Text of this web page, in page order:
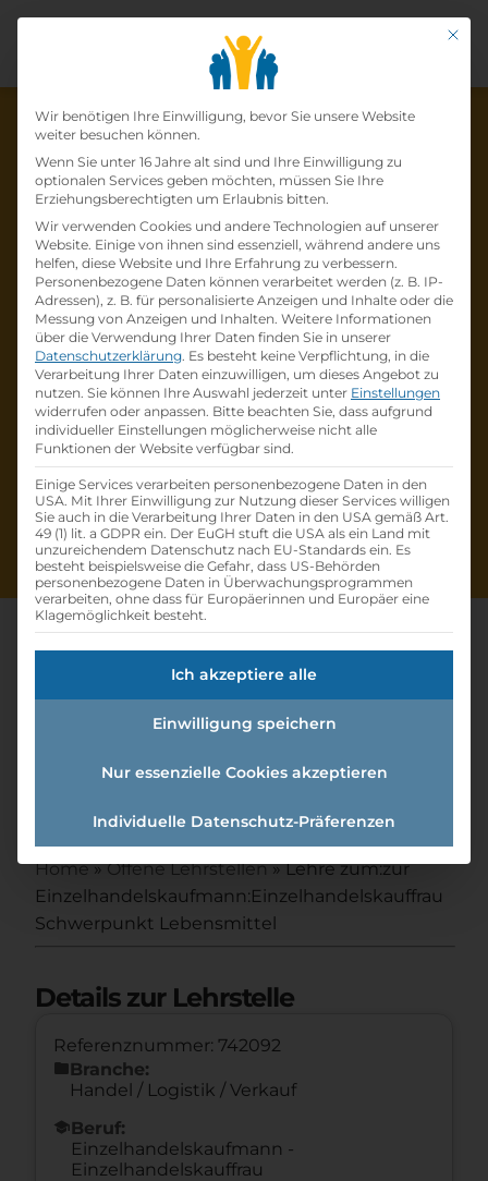
Die Lehrstelle wurde schon
besetzt!
Die LehrstelleLehre zum:zur
Einzelhandelskaufmann:Einzelhandelskauffr
au Schwerpunkt LebensmittelbeiBILLA AG
ist schonbesetzt.
Firmenprofil besuchen
Andere Lehrstelle suchen
Lehre Zum:zur
Einzelhandelskaufmann:einzel
handelskauffrau
Schwerpunkt Lebensmittel
Home»Offene Lehrstellen»Lehre zum:zur
Einzelhandelskaufmann:Einzelhandelskauffrau
Schwerpunkt Lebensmittel
Details zur Lehrstelle
Referenznummer: 742092
folderBranche:
Handel / Logistik / Verkauf
schoolBeruf:
Einzelhandelskaufmann -
Einzelhandelskauffrau
Mit
Datenschutz-
Wir benötigen Ihre Einwilligung, bevor Sie unsere Website
weiter besuchen können.
Wenn Sie unter 16 Jahre alt sind und Ihre Einwilligung zu
optionalen Services geben möchten, müssen Sie Ihre
Erziehungsberechtigten um Erlaubnis bitten.
Wir verwenden Cookies und andere Technologien auf unserer
Website. Einige von ihnen sind essenziell, während andere uns
helfen, diese Website und Ihre Erfahrung zu verbessern.
Personenbezogene Daten können verarbeitet werden (z. B. IP-
Adressen), z. B. für personalisierte Anzeigen und Inhalte oder die
Messung von Anzeigen und Inhalten. Weitere Informationen
über die Verwendung Ihrer Daten finden Sie in unserer
Datenschutzerklärung. Es besteht keine Verpflichtung, in die
Verarbeitung Ihrer Daten einzuwilligen, um dieses Angebot zu
nutzen. Sie können Ihre Auswahl jederzeit unter Einstellungen
widerrufen oder anpassen. Bitte beachten Sie, dass aufgrund
individueller Einstellungen möglicherweise nicht alle
Funktionen der Website verfügbar sind.
Einige Services verarbeiten personenbezogene Daten in den
USA. Mit Ihrer Einwilligung zur Nutzung dieser Services willigen
Sie auch in die Verarbeitung Ihrer Daten in den USA gemäß Art.
49 (1) lit. a GDPR ein. Der EuGH stuft die USA als ein Land mit
unzureichendem Datenschutz nach EU-Standards ein. Es
besteht beispielsweise die Gefahr, dass US-Behörden
personenbezogene Daten in Überwachungsprogrammen
verarbeiten, ohne dass für Europäerinnen und Europäer eine
Klagemöglichkeit besteht.
Ich akzeptiere alle
Einwilligung speichern
Nur essenzielle Cookies akzeptieren
Individuelle Datenschutz-Präferenzen